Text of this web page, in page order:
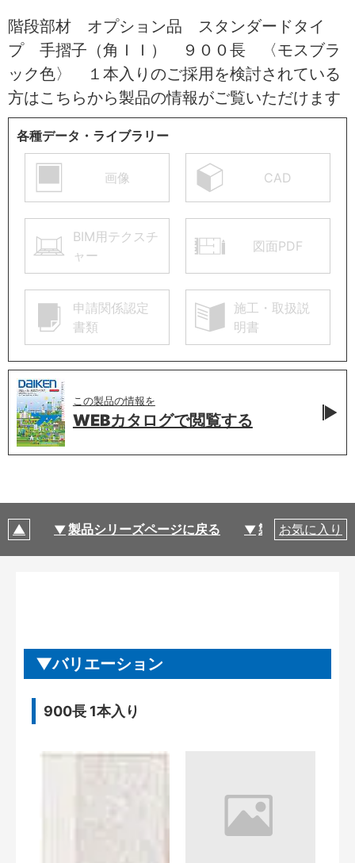
階段部材 オプション品 スタンダードタイ
プ 手摺子（角ＩＩ） ９００長 〈モスブラ
ック色〉 １本入りのご採用を検討されている
方はこちらから製品の情報がご覧いただけます
各種データ・ライブラリー
画像 CAD
BIM用テクスチ
ャー
図面PDF
申請関係認定
書類
施工・取扱説
明書
この製品の情報を
WEBカタログで閲覧する
製品シリーズページに戻る 製品仕様
お気に入り
バリエーション
900長 1本入り